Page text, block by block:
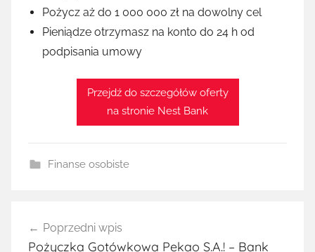
Pożycz aż do 1 000 000 zł na dowolny cel
Pieniądze otrzymasz na konto do 24 h od
podpisania umowy
Przejdź do szczegółów oferty
na stronie Nest Bank
Finanse osobiste
wpisu
Poprzedni wpis
Pożyczka Gotówkowa Pekao S.A.! – Bank